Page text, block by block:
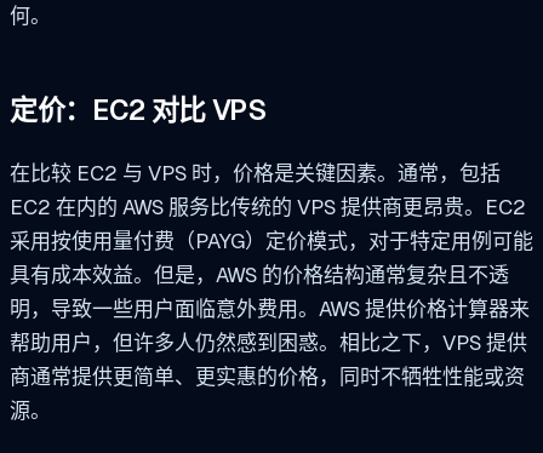
何。
定价：EC2 对比 VPS
在比较 EC2 与 VPS 时，价格是关键因素。通常，包括
EC2 在内的 AWS 服务比传统的 VPS 提供商更昂贵。EC2
采用按使用量付费（PAYG）定价模式，对于特定用例可能
具有成本效益。但是，AWS 的价格结构通常复杂且不透
明，导致一些用户面临意外费用。AWS 提供价格计算器来
帮助用户，但许多人仍然感到困惑。相比之下，VPS 提供
商通常提供更简单、更实惠的价格，同时不牺牲性能或资
源。